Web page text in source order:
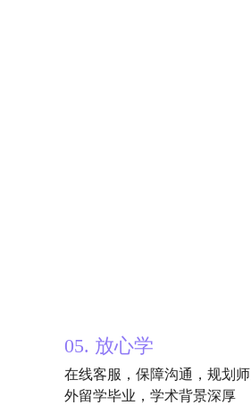
05. 放心学
在线客服，保障沟通，规划
外留学毕业，学术背景深厚